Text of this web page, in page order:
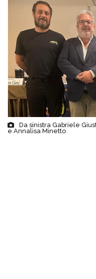
Da sinistra Gabriele
e Annalisa Minetto